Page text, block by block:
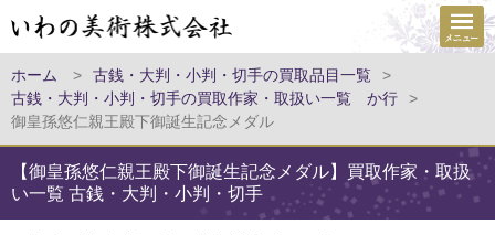
ホーム > 古銭・大判・小判・切手の買取品目一覧
>
古銭・大判・小判・切手の買取作家・取扱い一覧 か行
>
御皇孫悠仁親王殿下御誕生記念メダル
【御皇孫悠仁親王殿下御誕生記念メダル】買取作家・取扱
い一覧 古銭・大判・小判・切手